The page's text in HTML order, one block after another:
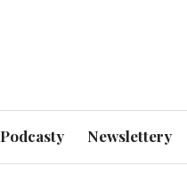
Podcasty Newslettery